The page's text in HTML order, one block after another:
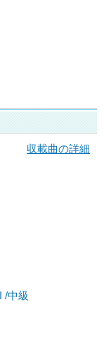
収載曲の詳細
/中級